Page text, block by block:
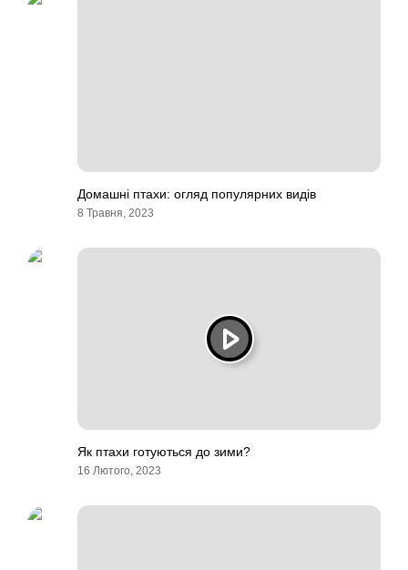
Домашні птахи: огляд популярних видів
8 Травня, 2023
Як птахи готуються до зими?
16 Лютого, 2023